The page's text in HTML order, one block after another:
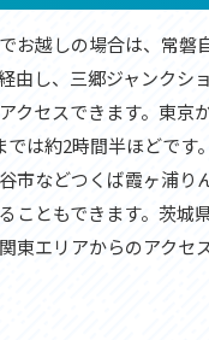
お越しの場合は、常磐
由し、三郷ジャンクシ
クセスできます。東京
は約2時間半ほどです。
市などつくば霞ヶ浦り
こともできます。茨城
東エリアからのアクセ